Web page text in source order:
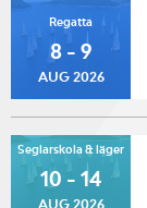
Regatta
8 - 9
AUG 2026
Seglarskola & läger
10 - 14
AUG 2026